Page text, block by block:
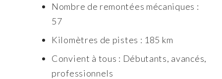
Nombre de remontées mécaniques :
57
Kilomètres de pistes : 185 km
Convient à tous : Débutants, avancés,
professionnels